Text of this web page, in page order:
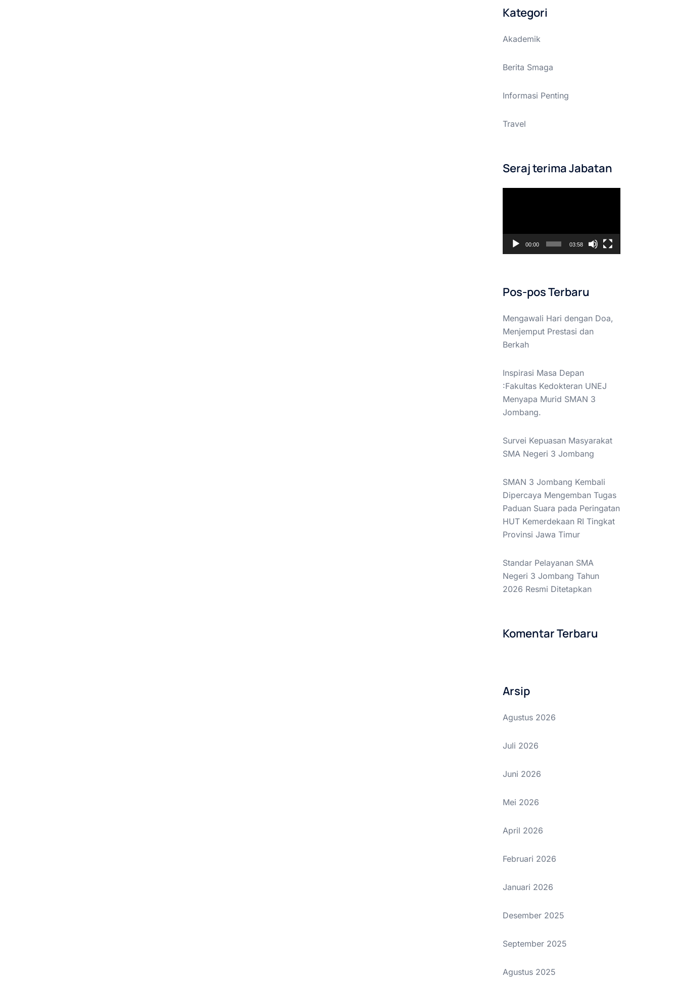
Kategori
Akademik
Berita Smaga
Informasi Penting
Travel
Seraj terima Jabatan
00:00 03:58
Pos-pos Terbaru
Mengawali Hari dengan Doa,
Menjemput Prestasi dan
Berkah
Inspirasi Masa Depan
:Fakultas Kedokteran UNEJ
Menyapa Murid SMAN 3
Jombang.
Survei Kepuasan Masyarakat
SMA Negeri 3 Jombang
SMAN 3 Jombang Kembali
Dipercaya Mengemban Tugas
Paduan Suara pada Peringatan
HUT Kemerdekaan RI Tingkat
Provinsi Jawa Timur
Standar Pelayanan SMA
Negeri 3 Jombang Tahun
2026 Resmi Ditetapkan
Komentar Terbaru
Arsip
Agustus 2026
Juli 2026
Juni 2026
Mei 2026
April 2026
Februari 2026
Januari 2026
Desember 2025
September 2025
Agustus 2025